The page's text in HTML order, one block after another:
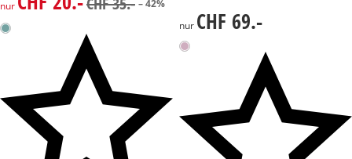
nur – 42%
CHF 69.-
nur CHF 69.-